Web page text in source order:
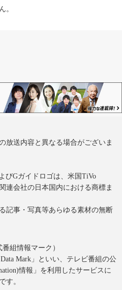
。
放送内容と異なる場合がございま
びGガイドロゴは、米国TiVo
連会社の日本国内における商標ま
記事・写真等あらゆる素材の無断
組情報マーク）
Mark」といい、テレビ番組の公
情報」を利用したサービスに
す。